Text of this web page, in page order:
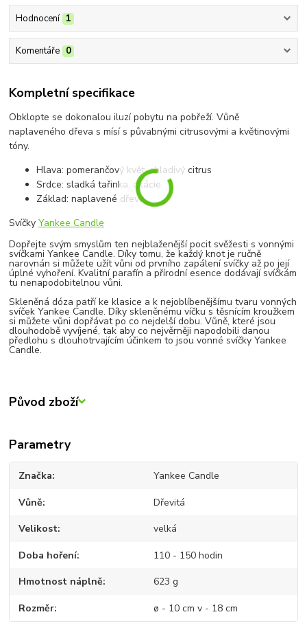
Hodnocení 1
Komentáře 0
Kompletní specifikace
Obklopte se dokonalou iluzí pobytu na pobřeží. Vůně
naplaveného dřeva s mísí s půvabnými citrusovými a květinovými
tóny.
Hlava: pomerančový květ, chladivý citrus
Srdce: sladká tařinka, akácie
Základ: naplavené dřevo
SvíčkyYankee Candle
Dopřejte svým smyslům ten nejblaženější pocit svěžesti s vonnými
svíčkami Yankee Candle. Díky tomu, že každý knot je ručně
narovnán si můžete užít vůni od prvního zapálení svíčky až po její
úplné vyhoření. Kvalitní parafín a přírodní esence dodávají svíčkám
tu nenapodobitelnou vůni.
Skleněná dóza patří ke klasice a k nejoblíbenějšímu tvaru vonných
svíček Yankee Candle. Díky skleněnému víčku s těsnícím kroužkem
si můžete vůni dopřávat po co nejdelší dobu. Vůně, které jsou
dlouhodobě vyvíjené, tak aby co nejvěrněji napodobili danou
předlohu s dlouhotrvajícím účinkem to jsou vonné svíčky Yankee
Candle.
Původ zboží
Parametry
Značka Yankee Candle
Vůně Dřevitá
Velikost velká
Doba hoření 110 - 150 hodin
Hmotnost náplně 623 g
Rozměr ø - 10 cm v - 18 cm